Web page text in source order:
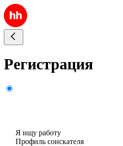
Регистрация
Я ищу работу
Профиль соискателя